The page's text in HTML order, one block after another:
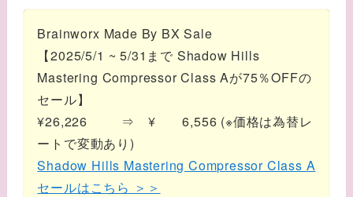
Brainworx Made By BX Sale
【2025/5/1 ~ 5/31まで Shadow Hills
Mastering Compressor Class Aが75％OFFの
セール】
¥26,226 ⇒ ¥ 6,556 (※価格は為替レ
ートで変動あり)
Shadow Hills Mastering Compressor Class A
セールはこちら ＞＞